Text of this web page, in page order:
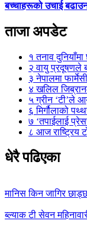
बच्चाहरूको उचाई
ताजा अपडेट
१ तनाव
२ वायु प्रदूषणले
३ नेपालमा
४ खलिल
५ग्रीन ‘टी’ले
६ मिर्गौलाको
७ ‘तपाईलाई
८ आज राष्ट्रिय
धेरै पढिएका
मानिस किन जागिर
ब्ल्याक टी सेवन